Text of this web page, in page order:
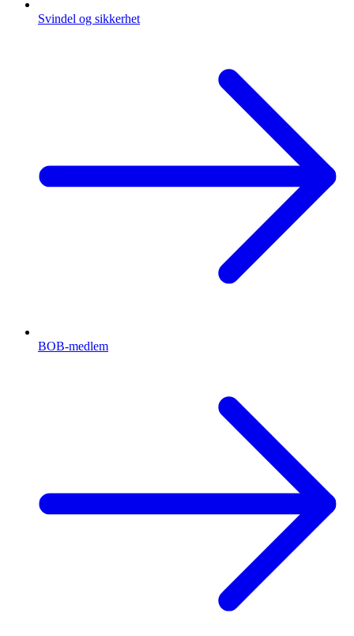
Svindel og sikkerhet
BOB-medlem